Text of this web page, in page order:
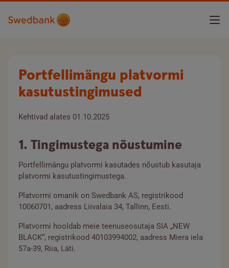
Registreerun
Swedbanki portfellimängust
Kasutustingimused
Isikuandmete töötlemise põhimõtted
Portfellimängu platvormi
kasutustingimused
Kehtivad alates 01.10.2025
1. Tingimustega nõustumine
Portfellimängu platvormi kasutades nõustub kasutaja
platvormi kasutustingimustega.
Platvormi omanik on Swedbank AS, registrikood
10060701, aadress Liivalaia 34, Tallinn, Eesti.
Platvormi hooldab meie teenuseosutaja SIA „NEW
BLACK“, registrikood 40103994002, aadress Miera iela
57a-39, Riia, Läti.